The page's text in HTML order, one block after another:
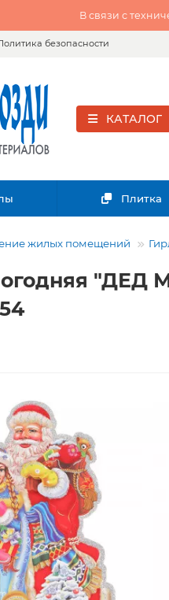
В связи с
безопасности
КАТАЛОГ
Плитка
жилых помещений